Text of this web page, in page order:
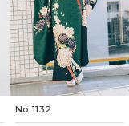
No.1132